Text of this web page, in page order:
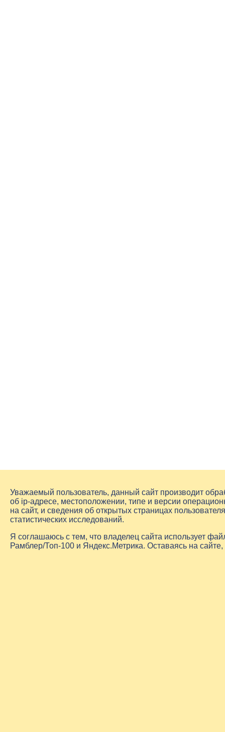
Уважаемый пользователь, данный сайт производит
об ip-адресе, местоположении, типе и версии
на сайт, и сведения об открытых страницах
статистических исследований.
Я соглашаюсь с тем, что владелец сайта использует
Рамблер/Топ-100 и Яндекс.Метрика. Оставаясь на